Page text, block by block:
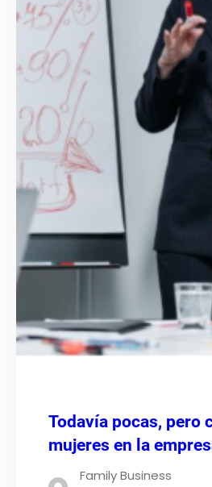
Todavía pocas, pero
mujeres en la
Family Business